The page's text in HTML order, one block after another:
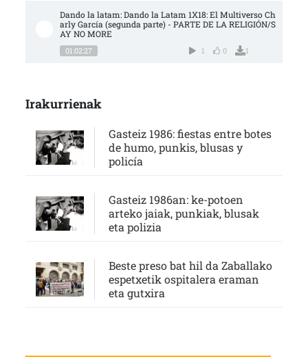
Dando la latam: Dando la Latam 1X18: El Multiverso Ch
arly García (segunda parte) - PARTE DE LA RELIGIÓN/S
AY NO MORE
01:02:27 1 0 1
Irakurrienak
Gasteiz 1986: fiestas entre botes
de humo, punkis, blusas y
policía
Gasteiz 1986an: ke-potoen
arteko jaiak, punkiak, blusak
eta polizia
Beste preso bat hil da Zaballako
espetxetik ospitalera eraman
eta gutxira